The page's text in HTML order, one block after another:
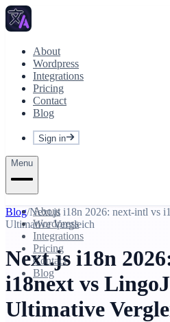
About
Wordpress
Integrations
Pricing
Contact
Blog
Sign in
Menu
About
Wordpress
Integrations
Pricing
Contact
Blog
Blog/Next.js i18n 2026: next-intl vs
Ultimative Vergleich
Next.js i18n
i18next vs
Ultimative